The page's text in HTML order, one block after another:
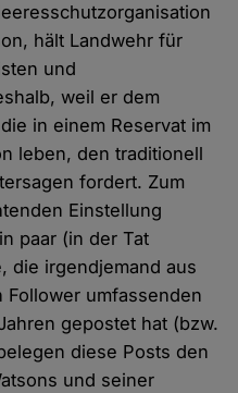
hält Landwehr für
und
weil er dem
in einem Reservat im
leben, den traditionell
fordert. Zum
Einstellung
paar (in der Tat
die irgendjemand aus
umfassenden
gepostet hat (bzw.
diese Posts den
und seiner